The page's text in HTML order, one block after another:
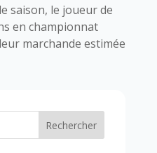
saison, le joueur de
en championnat
marchande estimée
Rechercher